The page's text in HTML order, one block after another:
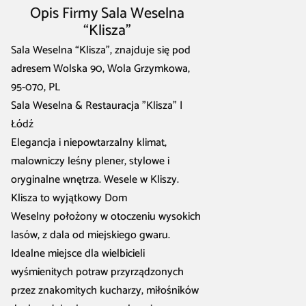
Opis Firmy Sala Weselna
“Klisza”
Sala Weselna “Klisza”, znajduje się pod
adresem Wolska 90, Wola Grzymkowa,
95-070, PL
Sala Weselna & Restauracja "Klisza" |
Łódź
Elegancja i niepowtarzalny klimat,
malowniczy leśny plener, stylowe i
oryginalne wnętrza. Wesele w Kliszy.
Klisza to wyjątkowy Dom
Weselny położony w otoczeniu wysokich
lasów, z dala od miejskiego gwaru.
Idealne miejsce dla wielbicieli
wyśmienitych potraw przyrządzonych
przez znakomitych kucharzy, miłośników